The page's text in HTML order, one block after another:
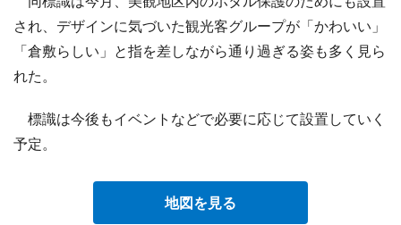
され、デザインに気づいた観光客グループが「かわいい」
「倉敷らしい」と指を差しながら通り過ぎる姿も多く見ら
れた。
標識は今後もイベントなどで必要に応じて設置していく
予定。
地図を見る